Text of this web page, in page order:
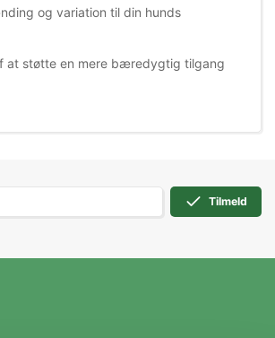
og variation til din hunds
at støtte en mere bæredygtig tilgang
Tilmeld